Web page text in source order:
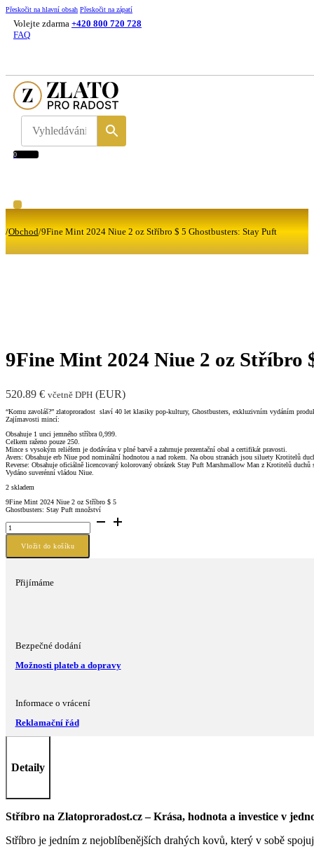
Přeskočit na hlavní obsah Přeskočit na zápatí
Volejte zdarma +420 800 720 728
FAQ
0
/Obchod/9Fine Mint 2024 Niue 2 oz Stříbro $ 5 Ghostbusters: Stay Puft
9Fine Mint 2024 Niue 2 oz Stříbro
520.89 € včetně DPH (EUR)
“Komu zavoláš?” zlatoproradost slaví 40 let klasiky pop-kultury, Ghostbusters, exkluzivním vydáním
Zajímavosti mincí:
Obsahuje 1 unci jemného stříbra 0,999.
Celkem raženo pouze 250.
Mince s vysokým reliéfem je dodávána v plné barvě a zahrnuje prezentační obal a certifikát pravosti.
Avers: Obsahuje erb Niue pod nominální hodnotou a nad rokem. Na obou stranách jsou siluety Krotitelů
Reverse: Obsahuje oficiálně licencovaný kolorovaný obrázek Stay Puft Marshmallow Man z Krotitelů
Vydáno suverénní vládou Niue.
2 skladem
9Fine Mint 2024 Niue 2 oz Stříbro $ 5
Ghostbusters: Stay Puft množství
Vložit do košíku
Přijímáme
Bezpečné dodání
Možnosti plateb a dopravy
Informace o vrácení
Reklamační řád
Detaily
Stříbro na Zlatoproradost.cz – Krása, hodnota a investice v
Stříbro je jedním z nejoblíbenějších drahých kovů, který v sobě